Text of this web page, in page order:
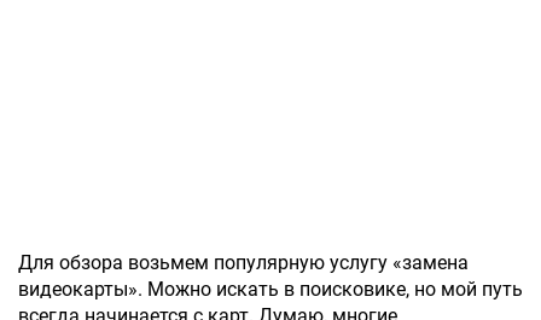
Для обзора возьмем популярную услугу «замена
видеокарты». Можно искать в поисковике, но мой путь